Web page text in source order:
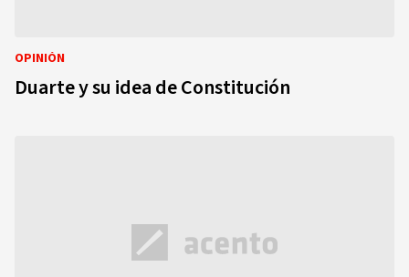
OPINIÓN
Duarte y su idea de Constitución